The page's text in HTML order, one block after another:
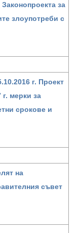
за
злоупотреби с
г. Проект
г. мерки за
срокове и
на
съвет